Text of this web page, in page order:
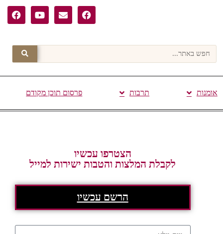
אומנות תרבות פרסום תוכן מקודם
הצטרפו עכשיו
לקבלת המלצות והטבות ישירות למייל
הרשם עכשיו